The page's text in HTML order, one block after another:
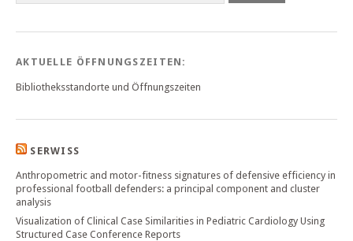
AKTUELLE ÖFFNUNGSZEITEN:
Bibliotheksstandorte und Öffnungszeiten
SERWISS
Anthropometric and motor-fitness signatures of defensive efficiency in
professional football defenders: a principal component and cluster
analysis
Visualization of Clinical Case Similarities in Pediatric Cardiology Using
Structured Case Conference Reports